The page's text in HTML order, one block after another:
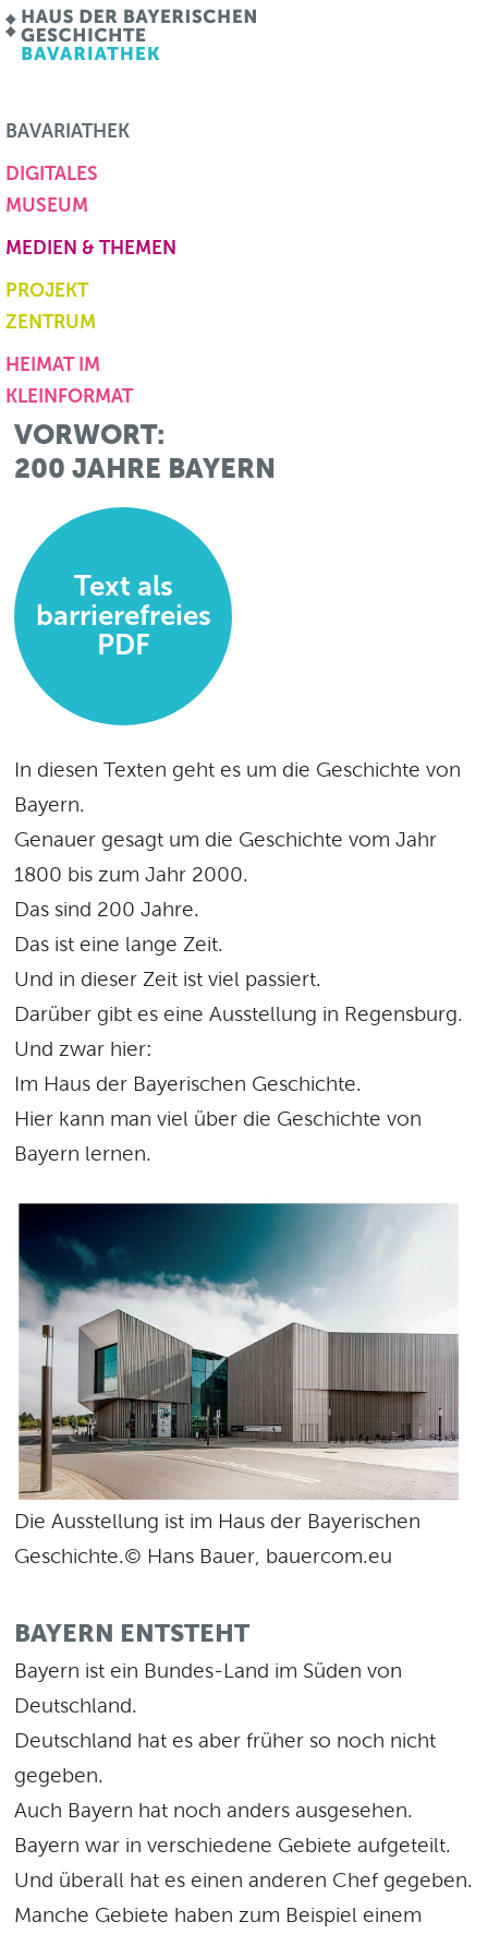
BAVARIATHEK
DIGITALES
MUSEUM
MEDIEN & THEMEN
PROJEKT
ZENTRUM
HEIMAT IM
KLEINFORMAT
VORWORT:
200 JAHRE BAYERN
Text als
barrierefreies
PDF
In diesen Texten geht es um die Geschichte von
Bayern.
Genauer gesagt um die Geschichte vom Jahr
1800 bis zum Jahr 2000.
Das sind 200 Jahre.
Das ist eine lange Zeit.
Und in dieser Zeit ist viel passiert.
Darüber gibt es eine Ausstellung in Regensburg.
Und zwar hier:
Im Haus der Bayerischen Geschichte.
Hier kann man viel über die Geschichte von
Bayern lernen.
Die Ausstellung ist im Haus der Bayerischen
Geschichte.© Hans Bauer, bauercom.eu
BAYERN ENTSTEHT
Bayern ist ein Bundes-Land im Süden von
Deutschland.
Deutschland hat es aber früher so noch nicht
gegeben.
Auch Bayern hat noch anders ausgesehen.
Bayern war in verschiedene Gebiete aufgeteilt.
Und überall hat es einen anderen Chef gegeben.
Manche Gebiete haben zum Beispiel einem